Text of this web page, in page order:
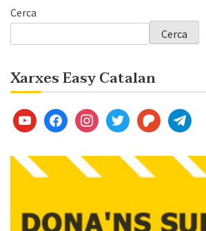
Cerca
Cerca
Xarxes Easy Catalan
youtubefacebookinstagramtwitterpatreontelegram